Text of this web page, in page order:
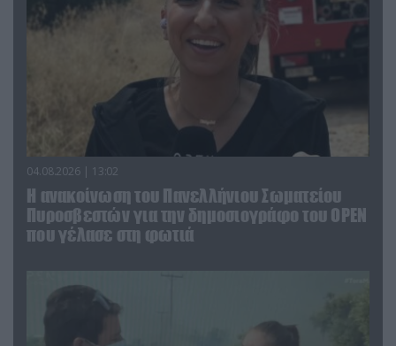
04.08.2026 | 13:02
Η ανακοίνωση του Πανελλήνιου Σωματείου
Πυροσβεστών για την δημοσιογράφο του OPEN
που γέλασε στη φωτιά